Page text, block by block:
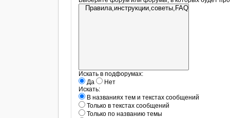
Искать в подфорумах:
Да
Нет
Искать:
В названиях тем и текстах сообщений
Только в текстах сообщений
Только по названию темы